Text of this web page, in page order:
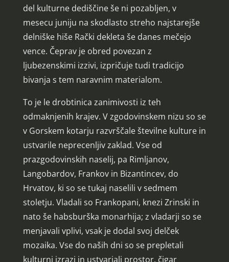
del kulturne dediščine še ni pozabljen, v
mesecu juniju na skodlasto streho najstarejše
delniške hiše Rački dekleta še danes mečejo
vence. Čeprav je obred povezan z
ljubezenskimi izzivi, izpričuje tudi tradicijo
bivanja s tem naravnim materialom.
To je le drobtinica zanimivosti iz teh
odmaknjenih krajev. V zgodovinskem nizu so se
v Gorskem kotarju razvrščale številne kulture in
ustvarile neprecenljiv zaklad. Vse od
prazgodovinskih naselij, pa Rimljanov,
Langobardov, Frankov in Bizantincev, do
Hrvatov, ki so se tukaj naselili v sedmem
stoletju. Vladali so Frankopani, knezi Zrinski in
nato še habsburška monarhija; z vladarji so se
menjavali vplivi, vsak je dodal svoj delček
mozaika. Vse do naših dni so se prepletali
kulturni izrazi in ustvarjali prostor, čigar